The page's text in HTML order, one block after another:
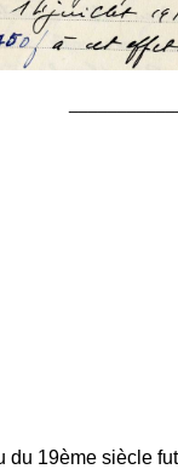
du 19ème siècle